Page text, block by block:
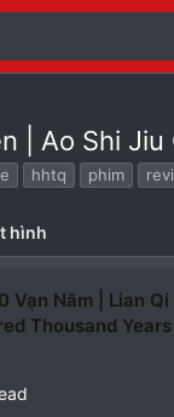
| Ao Shi
hhtq phim
hình
Vạn Năm | Lian
Thousand